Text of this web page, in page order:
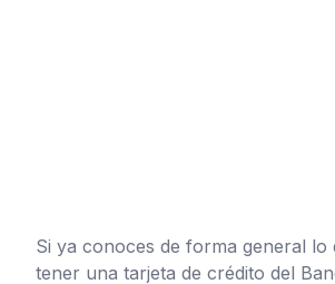
Si ya conoces de forma general lo
tener una tarjeta de crédito del